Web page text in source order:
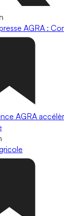
AGRA :
AGRA